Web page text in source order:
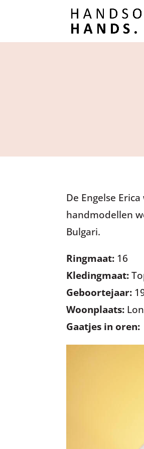
De Engelse
handmodellen
Bulgari.
Ringmaat: 16
Kledingmaat:
Geboortejaar:
Woonplaats:
Gaatjes in oren: